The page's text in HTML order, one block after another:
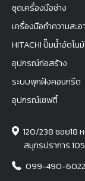
ชุดเครื่องมือช่าง
เครื่องมือทำความสะอ
HITACHI ปั๊มน้ำอัตโน
อุปกรณ์ก่อสร้าง
ระบบพุกฝังคอนกรีต
อุปกรณ์เซฟตี้
120/238 ซอย18
สมุทรปราการ
099-490-6022